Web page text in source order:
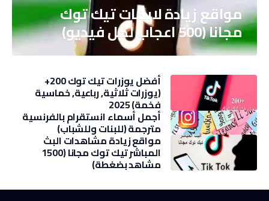
مواقع زيادة لايكات تيك توك
مجانا (500 اعجاب لكل فيديو)
أفضل يوزرات تيك توك 200+
(يوزرات ثلاثية, رباعية, خماسية
فخمة) 2025
أجمل أسماء انستقرام بالفرنسية
مترجمة (للبنات وللشباب)
مواقع زيادة مشاهدات البث
المباشر تيك توك مجانا (1500
مشاهد بضغطة)